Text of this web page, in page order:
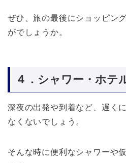
ぜひ、旅の最後にショッピン
がでしょうか。
４．シャワー・ホテ
深夜の出発や到着など、遅く
なくないでしょう。
そんな時に便利なシャワーや